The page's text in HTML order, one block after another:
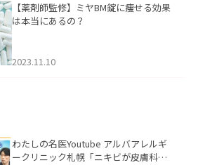
【薬剤師監修】ミヤBM錠に痩せる効果
は本当にあるの？
2023.11.10
わたしの名医Youtube アルバアレルギ
ークリニック札幌「ニキビが皮膚科で